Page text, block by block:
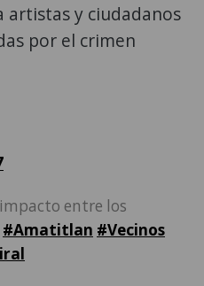
artistas y ciudadanos
por el crimen
entre los
#Amatitlan #Vecinos